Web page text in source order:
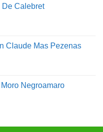
Calebret
Claude Mas Pezenas
Negroamaro